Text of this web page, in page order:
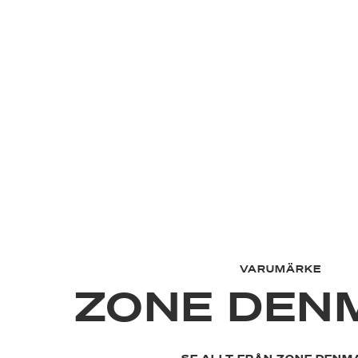
VARUMÄRKE
ZONE